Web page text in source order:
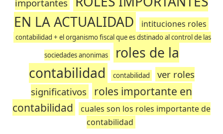
importantes
EN LA ACTUALIDAD
intituciones roles
contabilidad + el organismo fiscal que es dstinado al control de las
sociedades anonimas
roles de la
contabilidad
contabilidad
ver roles
significativos
roles importante en
contabilidad
cuales son los roles importante de
contabilidad